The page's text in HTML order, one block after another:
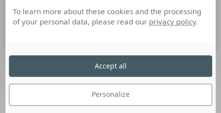
se veut utile et engagée avec
SUIVEZ-NOUS
To learn more about these cookies and the processing
of your personal data, please read our privacy policy.
Personalize
Accept all